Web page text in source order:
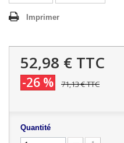
Imprimer
52,98 € TTC
-26 % 71,13 €TTC
Quantité